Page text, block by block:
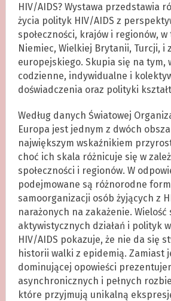
HIV/AIDS? Wystawa przedstawia
życia polityk HIV/AIDS z
społeczności, krajów i regionów, w
Niemiec, Wielkiej Brytanii, Turcji, i
europejskiego. Skupia się na tym,
codzienne, indywidualne i
doświadczenia oraz polityki
Według danych Światowej
Europa jest jednym z dwóch
największym wskaźnikiem
choć ich skala różnicuje się w
społeczności i regionów. W
podejmowane są różnorodne
samoorganizacji osób żyjących z
narażonych na zakażenie. Wielość
aktywistycznych działań i polityk
HIV/AIDS pokazuje, że nie da się
historii walki z epidemią. Zamiast
dominującej opowieści
asynchronicznych i pełnych
które przyjmują unikalną